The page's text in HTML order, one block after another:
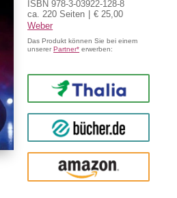
ISBN 978-3-03922-128-8
ca. 220 Seiten
€ 25,00
Weber
Das Produkt können Sie bei einem
unsererPartner* erwerben:
Thalia
buecher.de
Amazon